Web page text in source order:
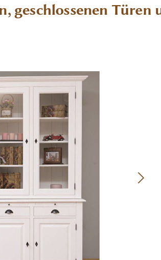
geschlossenen Türen